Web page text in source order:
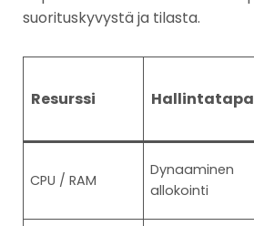
suorituskyvystä ja tilasta.
Resurssi Hallintatapa
CPU / RAM
Dynaaminen
allokointi